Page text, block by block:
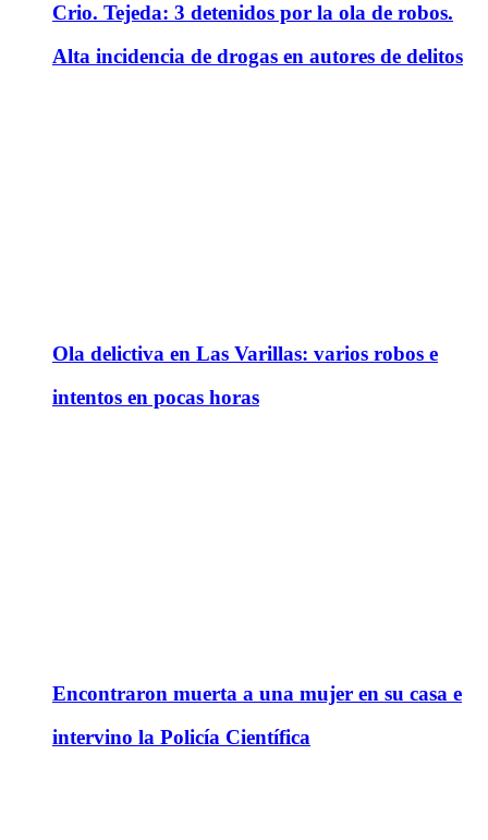
Crio. Tejeda: 3 detenidos por la ola de robos.
Alta incidencia de drogas en autores de delitos
Ola delictiva en Las Varillas: varios robos e
intentos en pocas horas
Encontraron muerta a una mujer en su casa e
intervino la Policía Científica